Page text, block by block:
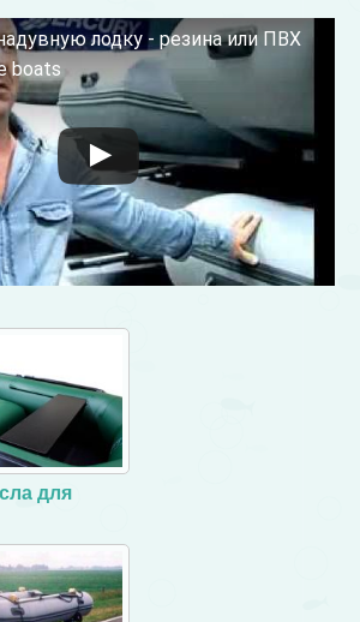
лодку - резина или ПВХ
boatsна YouTube
для